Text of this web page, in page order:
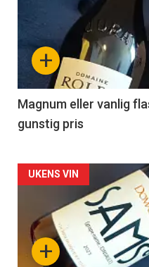
akkurat
nå
3
+
Magnum eller vanlig
gunstig pris
Forsiden
akkurat
nå+
UKENS VIN